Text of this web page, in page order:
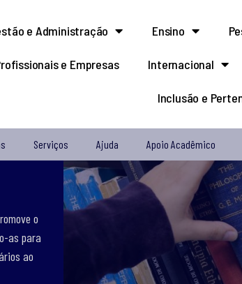
e Administração Ensino
e Empresas Internacional
Inclusão e
Serviços Ajuda Apoio Acadêmico
o
as para
ao